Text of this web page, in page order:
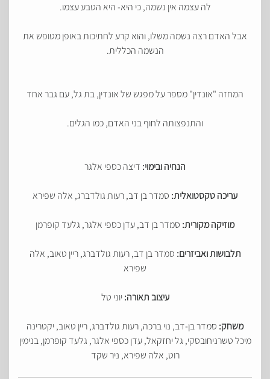
לה עצמה אין נשמה, כי היא- היא הטבע עצמו.
אבל האדם רצה נשמה משלו, והוא קרע לחתיכות באופן מטופש את
הנשמה הכללית.
המחזה "אונדין" מספר על מפגש של אונדין, בת גל, עם גבר אחד
והתנפצותה לחוף בני האדם, כמו הגלים.
הנחיה ובימוי: דיצה כספי אלגר
עריכה טקסטואלית: סמדר בן דב, רעות גולדברג, אלה שפירא
מוזיקה מקורית: סמדר בן דב, עדן כספי אלגר, גלעד קופרמן
תלבושות ואביזרים: סמדר בן דב, רעות גולדברג, ריין טאוב, אלה
שפירא
עיצוב תאורה:יוני טל
משחק: סמדר בן-דב, נוי ברכה, רעות גולדברג, ריין טאוב, יקטרינה
מיכל טשרניחובסקי, גל יחזקאל, עדן כספי אלגר, גלעד קופרמן, בנימין
רוט, אלה שפירא, ניר שקד